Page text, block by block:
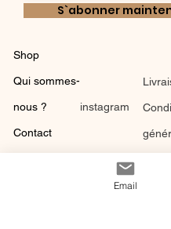
S`abonner
Shop
Qui sommes-
nous ?
Contact
instagram
Email